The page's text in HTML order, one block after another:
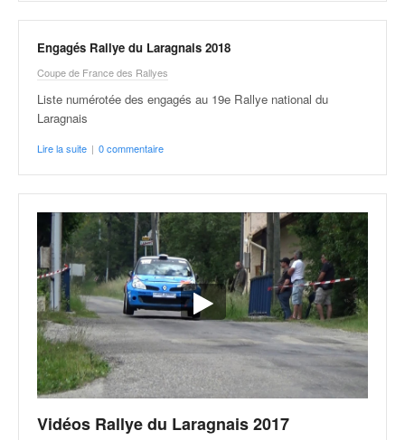
Engagés Rallye du Laragnais 2018
Coupe de France des Rallyes
Liste numérotée des engagés au 19e Rallye national du
Laragnais
Lire la suite | 0 commentaire
Vidéos Rallye du Laragnais 2017